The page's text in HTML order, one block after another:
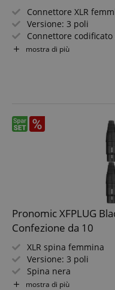
Connettore XLR
Versione: 3 poli
Connettore codificato
Alta qualità con
mostra di più
Pronomic XFPLUG
Confezione da 10
XLR spina femmina
Versione: 3 poli
Spina nera
Alta qualità con
mostra di più